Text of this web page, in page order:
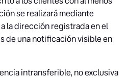
se realizará mediante
la dirección registrada en el
de una notificación visible en
intransferible, no exclusiva